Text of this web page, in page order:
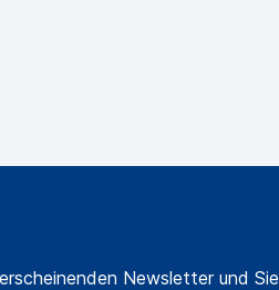
Newsletter und Sie